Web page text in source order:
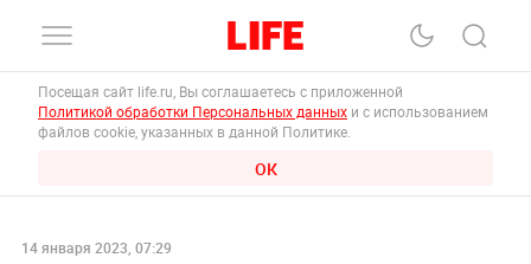
Посещая сайт life.ru, Вы соглашаетесь с приложенной
Политикой обработки Персональных данных и с использованием
файлов cookie, указанных в данной Политике.
ОК
14 января 2023, 07:29